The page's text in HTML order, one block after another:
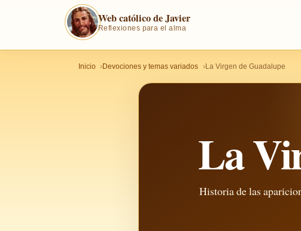
Web católico de Javier
Reflexiones para el alma
Inicio Devociones y temas variados La Virgen de Guadalupe
La
Historia de las